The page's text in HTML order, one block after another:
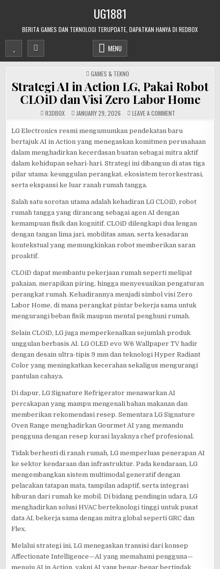
UG1881
BERITA GAMES DAN TEKNOLOGI TERUPDATE, DAPATKAN HANYA DI REDBOX
MENU
POSTED
IN
GAMES & TEKNO
Strategi AI in Action LG, Pakai Robot
CLOiD dan Visi Zero Labor Home
R3DB0X JANUARY 29, 2026 LEAVE A COMMENTON
IN
LG,
PAKAI
ROBOT
CLOID
DAN
VISI
ZERO
LG Electronics resmi mengumumkan pendekatan baru
bertajuk AI in Action yang menegaskan komitmen perusahaan
dalam menghadirkan kecerdasan buatan sebagai mitra aktif
dalam kehidupan sehari-hari. Strategi ini dibangun di atas tiga
pilar utama: keunggulan perangkat, ekosistem terorkestrasi,
serta ekspansi ke luar ranah rumah tangga.
Salah satu sorotan utama adalah kehadiran LG CLOiD, robot
rumah tangga yang dirancang sebagai agen AI dengan
kemampuan fisik dan kognitif. CLOiD dilengkapi dua lengan
dengan tangan lima jari, mobilitas aman, serta kesadaran
kontekstual yang memungkinkan robot memberikan saran
proaktif.
CLOiD dapat membantu pekerjaan rumah seperti melipat
pakaian, merapikan piring, hingga menyesuaikan pengaturan
perangkat rumah. Kehadirannya menjadi simbol visi Zero
Labor Home, di mana perangkat pintar bekerja sama untuk
mengurangi beban fisik maupun mental penghuni rumah.
Selain CLOiD, LG juga memperkenalkan sejumlah produk
unggulan berbasis AI. LG OLED evo W6 Wallpaper TV hadir
dengan desain ultra-tipis 9 mm dan teknologi Hyper Radiant
Color yang meningkatkan kecerahan sekaligus mengurangi
pantulan cahaya.
Di dapur, LG Signature Refrigerator menawarkan AI
percakapan yang mampu mengenali bahan makanan dan
memberikan rekomendasi resep. Sementara LG Signature
Oven Range menghadirkan Gourmet AI yang memandu
pengguna dengan resep kurasi layaknya chef profesional.
Tidak berhenti di ranah rumah, LG memperluas penerapan AI
ke sektor kendaraan dan infrastruktur. Pada kendaraan, LG
mengembangkan sistem multimodal generatif dengan
pelacakan tatapan mata, tampilan adaptif, serta integrasi
hiburan dari rumah ke mobil. Di bidang pendingin udara, LG
menghadirkan solusi HVAC berteknologi tinggi untuk pusat
data AI, bekerja sama dengan mitra global seperti GRC dan
Flex.
Melalui strategi ini, LG menegaskan transisi dari konsep
Affectionate Intelligence—AI yang memahami pengguna—
menuju AI in Action, yakni AI yang benar-benar bertindak